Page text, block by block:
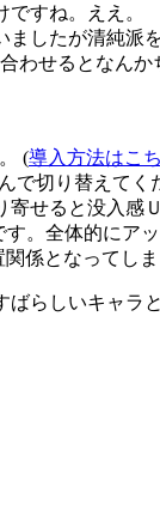
すね。ええ。
したが清純派
わせるとなん
(導入方法はこ
で切り替えてく
せると没入感
。全体的にア
となってし
らしいキャラ